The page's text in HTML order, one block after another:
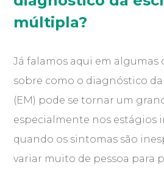
múltipla?
Já falamos aqui em
sobre como o diagnóstico
(EM) pode se tornar um
especialmente nos estágios
quando os sintomas são
variar muito de pessoa para